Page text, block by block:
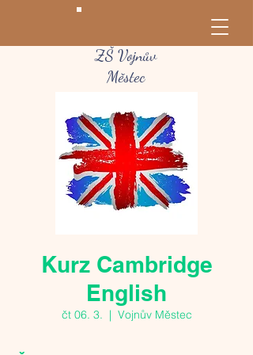
ZŠ Vojnův
Městec
Kurz Cambridge
English
čt 06. 3.
  |
Vojnův Městec